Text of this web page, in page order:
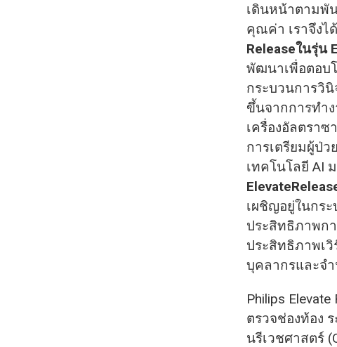
เดินหน้าตามพั
คุณค่า เราจึงไ
Releaseในรุ่น
พัฒนาเพื่อตอบ
กระบวนการวิ
ขึ้นจากการทำ
เครื่องอัลตรา
การเตรียมผู้ป่
เทคโนโลยี AI
เผชิญอยู่ในกร
ประสิทธิภาพก
ประสิทธิภาพเ
บุคลากรและจ
Philips
ตรวจช่องท้อง
นรีเวชศาสตร์